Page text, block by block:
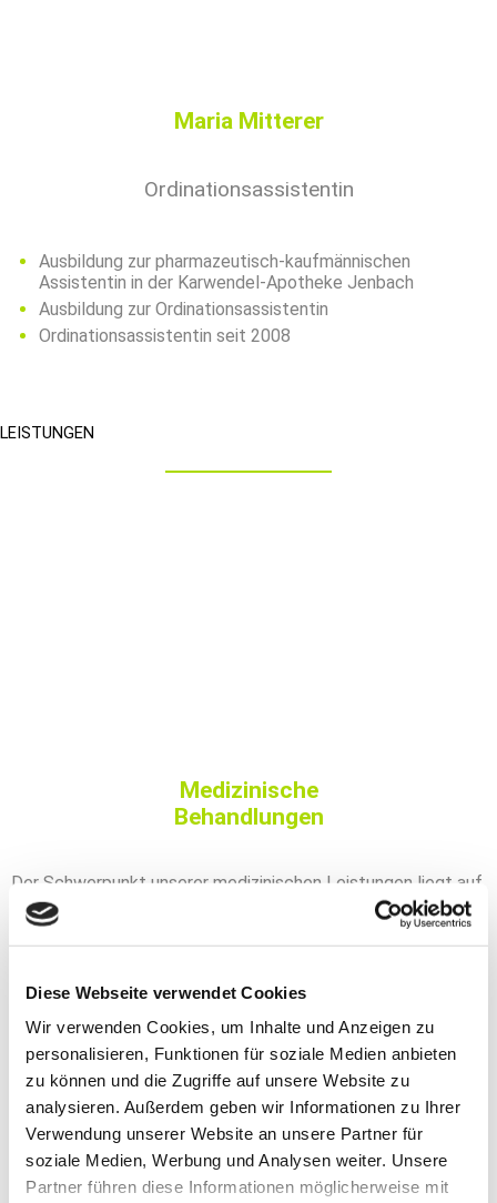
Diese Webseite verwendet Cookies
Wir verwenden Cookies, um Inhalte und Anzeigen zu
personalisieren, Funktionen für soziale Medien anbieten
zu können und die Zugriffe auf unsere Website zu
analysieren. Außerdem geben wir Informationen zu Ihrer
Verwendung unserer Website an unsere Partner für
soziale Medien, Werbung und Analysen weiter. Unsere
Partner führen diese Informationen möglicherweise mit
Maria Mitterer
Ordinationsassistentin
Ausbildung zur pharmazeutisch-kaufmännischen
Assistentin in der Karwendel-Apotheke Jenbach
Ausbildung zur Ordinationsassistentin
Ordinationsassistentin seit 2008
LEISTUNGEN
Medizinische
Behandlungen
Der Schwerpunkt unserer medizinischen Leistungen liegt auf
der Hautkrebsvorsorge und der Früherkennung. Darüber
hinaus behandeln wir unter anderem:
Akne
Ekzeme
Hyperhidrose (übermäßiges Schwitzen)
Infektionen
Inhalationsallergien
Neurodermitis
Operationen auf ambulanter Basis: Entfernung von
Muttermalen, Tumoren und Zysten in örtlicher
Betäubung